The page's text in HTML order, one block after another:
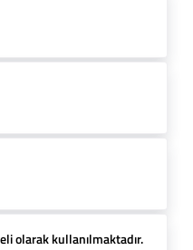
olarak kullanılmaktadır.